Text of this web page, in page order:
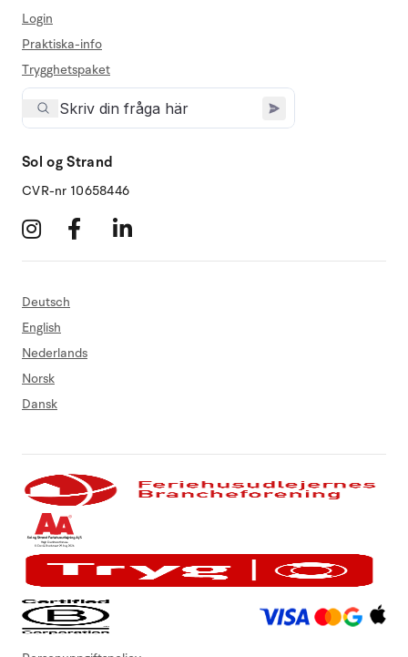
Login
Praktiska-info
Trygghetspaket
Sol og Strand
CVR-nr 10658446
Deutsch
English
Nederlands
Norsk
Dansk